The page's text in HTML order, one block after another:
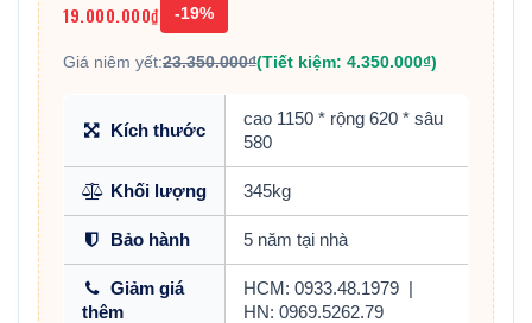
19.000.000₫ -19%
Giá niêm yết:23.350.000₫(Tiết kiệm: 4.350.000₫)
Kích thước
cao 1150 * rộng 620 * sâu
580
Khối lượng 345kg
Bảo hành 5 năm tại nhà
Giảm giá
thêm
HCM: 0933.48.1979
HN: 0969.5262.79